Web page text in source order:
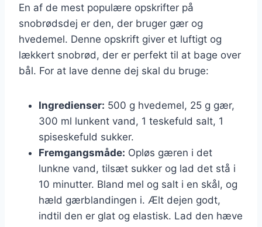
En af de mest populære opskrifter på
snobrødsdej er den, der bruger gær og
hvedemel. Denne opskrift giver et luftigt og
lækkert snobrød, der er perfekt til at bage over
bål. For at lave denne dej skal du bruge:
Ingredienser: 500 g hvedemel, 25 g gær,
300 ml lunkent vand, 1 teskefuld salt, 1
spiseskefuld sukker.
Fremgangsmåde: Opløs gæren i det
lunkne vand, tilsæt sukker og lad det stå i
10 minutter. Bland mel og salt i en skål, og
hæld gærblandingen i. Ælt dejen godt,
indtil den er glat og elastisk. Lad den hæve